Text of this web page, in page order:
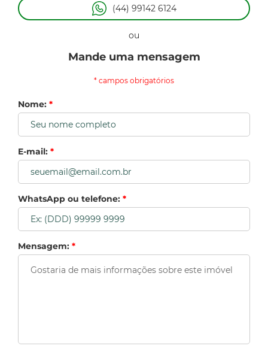
(44) 99142 6124
ou
Mande uma mensagem
* campos obrigatórios
Nome: *
E-mail: *
WhatsApp ou telefone: *
Mensagem: *